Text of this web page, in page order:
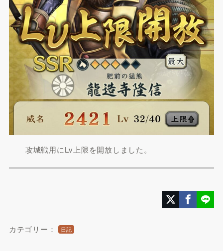
攻城戦用にLv上限を開放しました。
カテゴリー： 日記